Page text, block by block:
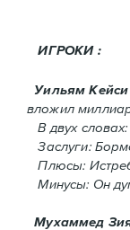
ИГРОКИ :
Уильям Кейси
вложил
В двух
Заслуги:
Плюсы:
Минусы: Он
Мухаммед